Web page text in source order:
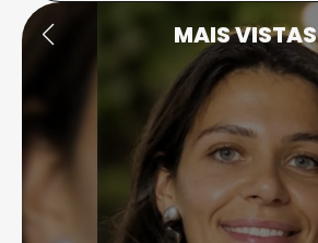
MAIS VISTAS